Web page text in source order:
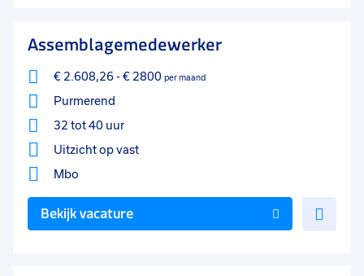
Assemblagemedewerker
€ 2.608,26- € 2800 per maand
Purmerend
32 tot 40 uur
Uitzicht op vast
Mbo
Bekijk vacature